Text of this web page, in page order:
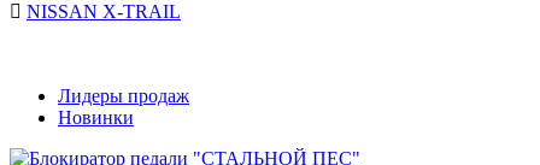
NISSAN X-TRAIL
Лидеры продаж
Новинки